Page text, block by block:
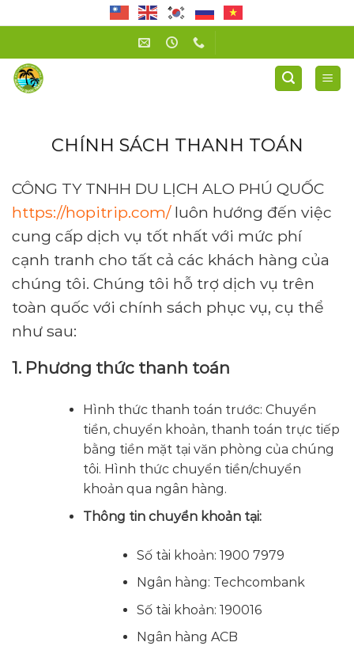
to
content
CHÍNH SÁCH THANH TOÁN
CÔNG TY TNHH DU LỊCH ALO PHÚ QUỐC
https://hopitrip.com/luôn hướng đến việc
cung cấp dịch vụ tốt nhất với mức phí
cạnh tranh cho tất cả các khách hàng của
chúng tôi. Chúng tôi hỗ trợ dịch vụ trên
toàn quốc với chính sách phục vụ, cụ thể
như sau:
1. Phương thức thanh toán
Hình thức thanh toán trước: Chuyển
tiền, chuyển khoản, thanh toán trực tiếp
bằng tiền mặt tại văn phòng của chúng
tôi. Hình thức chuyển tiền/chuyển
khoản qua ngân hàng.
Thông tin chuyển khoản tại:
Số tài khoản: 1900 7979
Ngân hàng: Techcombank
Số tài khoản: 190016
Ngân hàng ACB